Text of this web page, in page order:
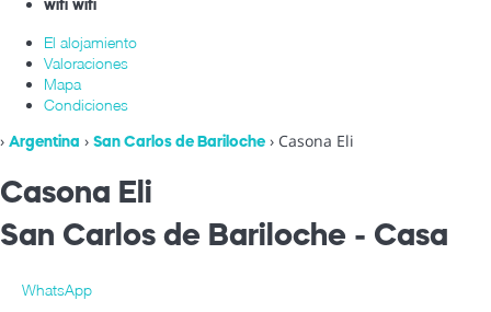
wifi wifi
El alojamiento
Valoraciones
Mapa
Condiciones
› Argentina › San Carlos de Bariloche › Casona Eli
Casona Eli
San Carlos de Bariloche - Casa
WhatsApp